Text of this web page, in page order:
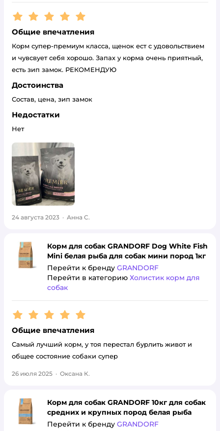
Рейтинг:5
Общие впечатления
Корм супер-премиум класса, щенок ест с удовольствием
и чувсвует себя хорошо. Запах у корма очень приятный,
есть зип замок. РЕКОМЕНДУЮ
Достоинства
Состав, цена, зип замок
Недостатки
Нет
24 августа 2023 · Анна С.
Корм для собак GRANDORF Dog White Fish
Mini белая рыба для собак мини пород 1кг
Перейти к бренду GRANDORF
Перейти в категорию Холистик корм для
собак
Рейтинг:5
Общие впечатления
Самый лучший корм, у тоя перестал бурлить живот и
общее состояние собаки супер
26 июля 2025 · Оксана К.
Корм для собак GRANDORF 10кг для собак
средних и крупных пород белая рыба
Перейти к бренду GRANDORF